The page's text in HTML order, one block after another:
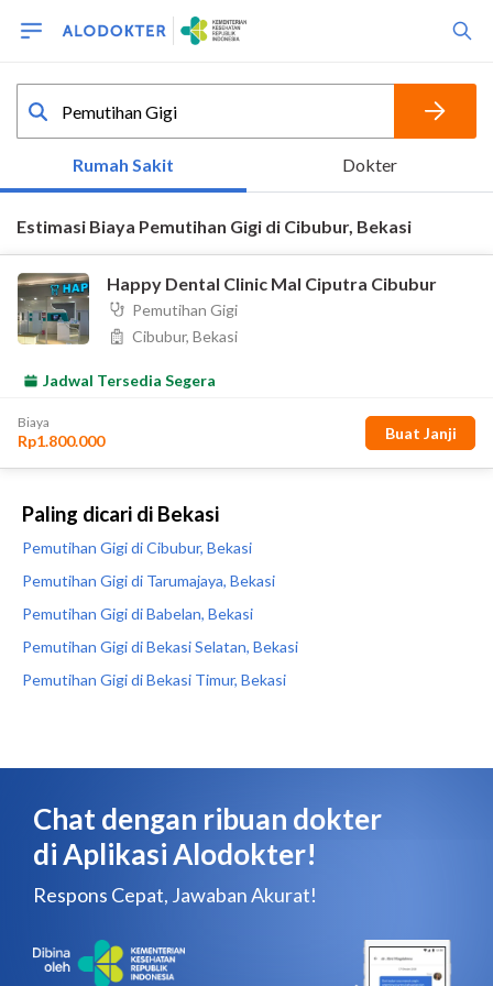
Paling dicari di Bekasi
Pemutihan Gigi di Cibubur, Bekasi
Pemutihan Gigi di Tarumajaya, Bekasi
Pemutihan Gigi di Babelan, Bekasi
Pemutihan Gigi di Bekasi Selatan, Bekasi
Pemutihan Gigi di Bekasi Timur, Bekasi